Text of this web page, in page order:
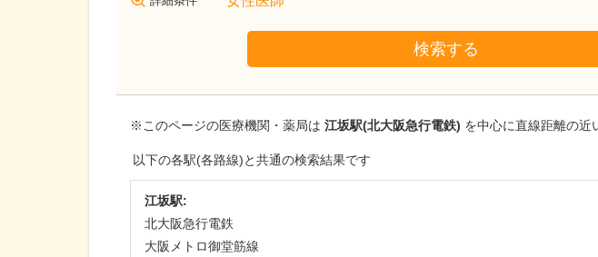
検索する
※このページの医療機関・薬局は 江坂駅(北大阪急行電鉄) を中心に直線距離の近
以下の各駅(各路線)と共通の検索結果です
江坂駅:
北大阪急行電鉄
大阪メトロ御堂筋線
大阪府吹田市
千里北在宅ク
か?